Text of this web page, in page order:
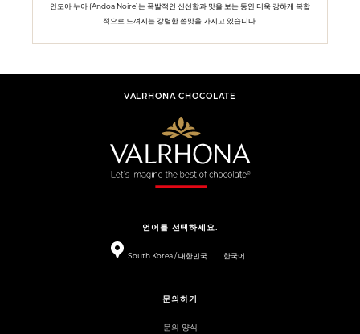
안도아 누아 (Andoa Noire)는 폭발적인 신선함과 맛을 보는 동안 더욱 강하게 복합
적으로 느껴지는 강렬한 쓴맛을 가지고 있습니다.
VALRHONA CHOCOLATE
언어를 선택하세요.
South Korea / 대한민국 한국어
문의하기
문의 양식